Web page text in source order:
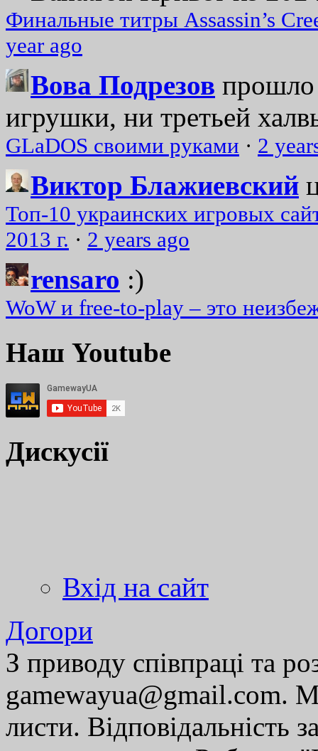
Финальные титры Assassin’s
year ago
Вова Подрезов прошло
игрушки, ни третьей
GLaDOS своими руками · 2
Виктор Блажиевский
Топ-10 украинских игровых
2013 г. · 2 years ago
rensaro :)
WoW и free-to-play – это
Наш Youtube
Дискусії
Вхід на сайт
Догори
З приводу співпраці та
gamewayua@gmail.com.
листи. Відповідальність